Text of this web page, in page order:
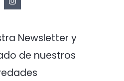
Newsletter y
de nuestros